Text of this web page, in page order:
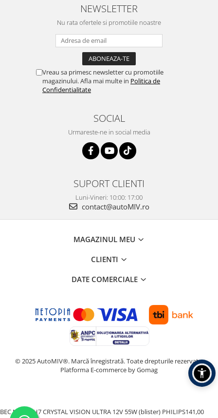
NEWSLETTER
Nu rata ofertele si promotiile noastre
Vreau sa primesc newsletter cu promotiile
magazinului. Afla mai multe in Politica de
Confidentialitate
SOCIAL
Urmareste-ne in social media
SUPORT CLIENTI
Luni-Vineri: 10:00: 17:00
contact@autoMIV.ro
MAGAZINUL MEU
CLIENTI
DATE COMERCIALE
© 2025 AutoMIV®. Marcă înregistrată. Toate drepturile rezervate.
Platforma E-commerce by Gomag
BEC MOTO H7 CRYSTAL VISION ULTRA 12V 55W (blister) PHILIPS141,00